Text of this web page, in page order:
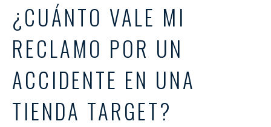
¿CUÁNTO VALE MI
RECLAMO POR UN
ACCIDENTE EN UNA
TIENDA TARGET?